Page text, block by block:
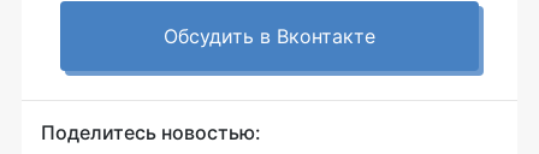
Обсудить в Вконтакте
Поделитесь новостью: